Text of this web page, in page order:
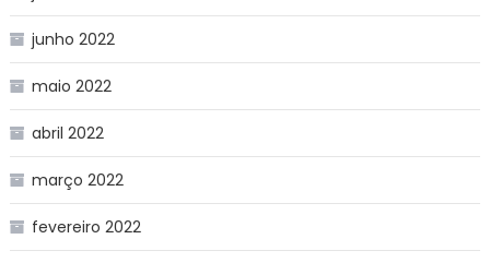
junho 2022
maio 2022
abril 2022
março 2022
fevereiro 2022